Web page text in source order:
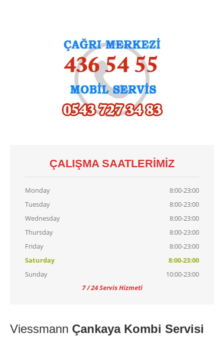
ÇALIŞMA SAATLERIMIZ
Monday
8:00-23:00
Tuesday
8:00-23:00
Wednesday
8:00-23:00
Thursday
8:00-23:00
Friday
8:00-23:00
Saturday
8:00-23:00
Sunday
10:00-23:00
7 / 24 Servis Hizmeti
Viessmann Çankaya Kombi Servisi